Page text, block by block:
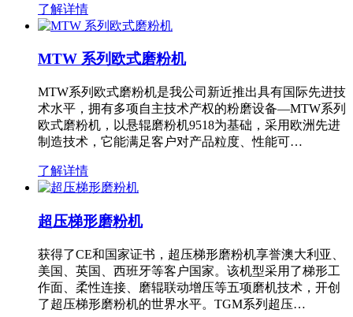
了解详情
MTW 系列欧式磨粉机
MTW系列欧式磨粉机是我公司新近推出具有国际先进技
术水平，拥有多项自主技术产权的粉磨设备—MTW系列
欧式磨粉机，以悬辊磨粉机9518为基础，采用欧洲先进
制造技术，它能满足客户对产品粒度、性能可…
了解详情
超压梯形磨粉机
获得了CE和国家证书，超压梯形磨粉机享誉澳大利亚、
美国、英国、西班牙等客户国家。该机型采用了梯形工
作面、柔性连接、磨辊联动增压等五项磨机技术，开创
了超压梯形磨粉机的世界水平。TGM系列超压…